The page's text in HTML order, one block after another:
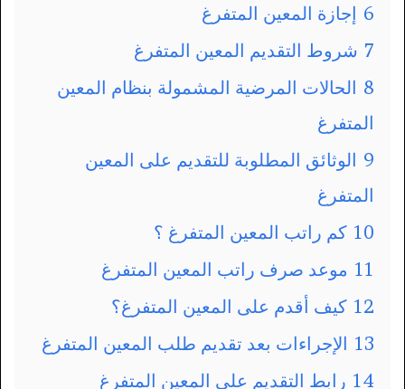
6 إجازة المعين المتفرغ
7 شروط التقديم المعين المتفرغ
8 الحالات المرضية المشمولة بنظام المعين
المتفرغ
9 الوثائق المطلوبة للتقديم على المعين
المتفرغ
10 كم راتب المعين المتفرغ ؟
11 موعد صرف راتب المعين المتفرغ
12 كيف أقدم على المعين المتفرغ؟
13 الإجراءات بعد تقديم طلب المعين المتفرغ
14 رابط التقديم على المعين المتفرغ